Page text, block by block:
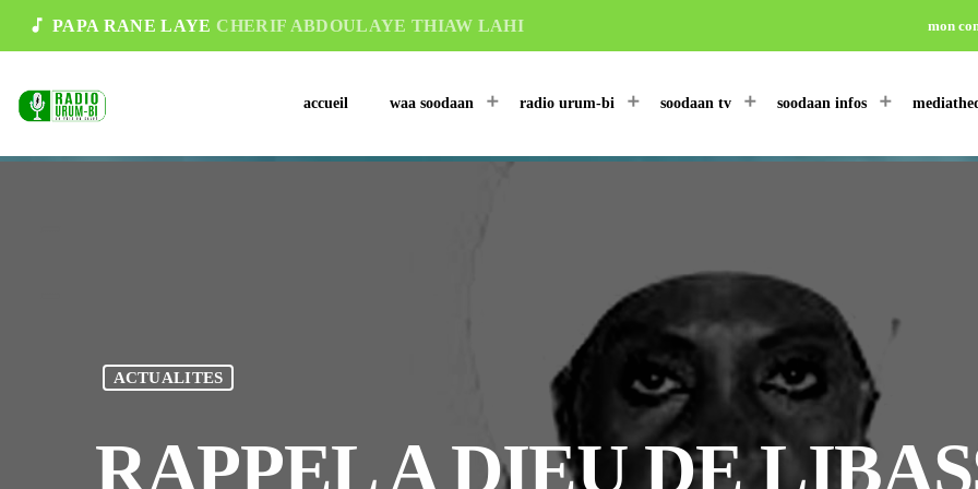
music_note PAPA RANE LAYE CHERIF ABDOULAYE THIAW LAHI mon
accueil waa soodaan radio urum-bi soodaan tv soodaan infos
ACTUALITES
RAPPEL A DIEU DE